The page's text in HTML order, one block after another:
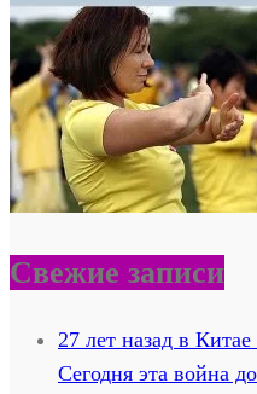
Свежие записи
27 лет назад в
Сегодня эта война